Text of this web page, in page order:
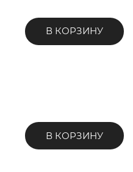
В КОРЗИНУ
В КОРЗИНУ